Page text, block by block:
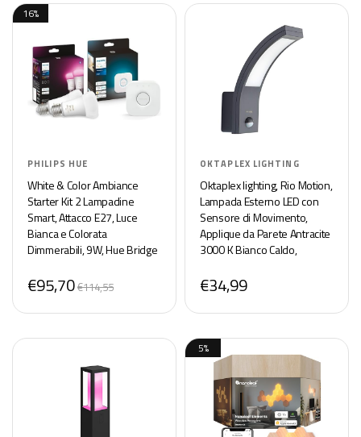
PHILIPS HUE
White & Color Ambiance
Starter Kit 2 Lampadine
Smart, Attacco E27, Luce
Bianca e Colorata
Dimmerabili, 9W, Hue Bridge
€95,70€114,55
16%
OKTAPLEX LIGHTING
Oktaplex lighting, Rio Motion,
Lampada Esterno LED con
Sensore di Movimento,
Applique da Parete Antracite
3000 K Bianco Caldo,
€34,99
5%